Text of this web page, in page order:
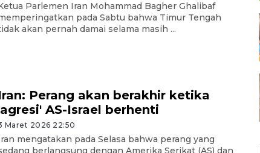
Parlemen Iran Mohammad Bagher Ghalibaf
pada Sabtu bahwa Timur Tengah
akan pernah damai selama masih ...
Perang akan berakhir ketika
AS-Israel berhenti
Maret 2026 22:50
mengatakan pada Selasa bahwa perang yang